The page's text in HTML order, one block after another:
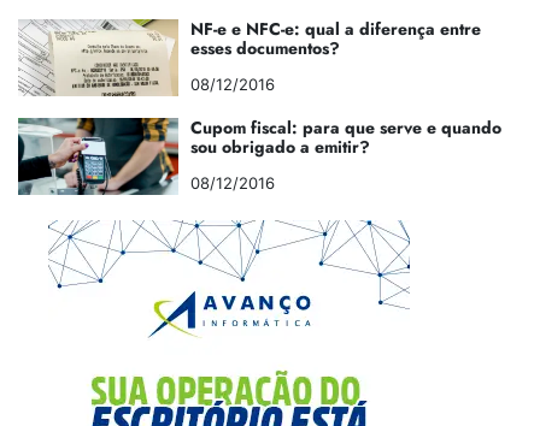
NF-e e NFC-e: qual a diferença entre
esses documentos?
08/12/2016
Cupom fiscal: para que serve e quando
sou obrigado a emitir?
08/12/2016